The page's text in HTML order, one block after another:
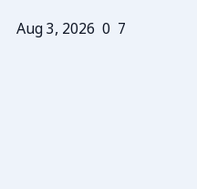
Aug 3, 2026 0 7